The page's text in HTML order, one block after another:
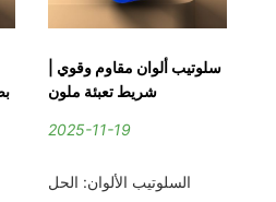
سلوتيب ألوان مقاوم وقوي |
شريط تعبئة ملون
2025-11-19
السلوتيب الألوان: الحل